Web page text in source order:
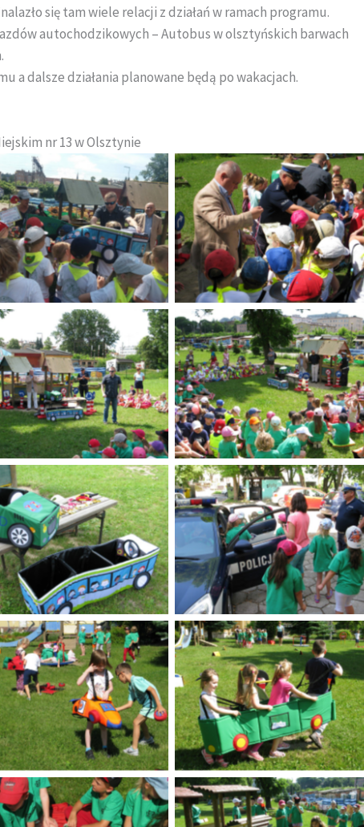
się tam wiele relacji z działań w ramach programu.
autochodzikowych – Autobus w olsztyńskich barwach
a dalsze działania planowane będą po wakacjach.
nr 13 w Olsztynie